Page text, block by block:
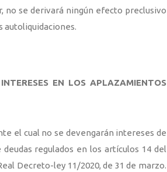
no se derivará ningún efecto preclusivo
autoliquidaciones.
EN LOS APLAZAMIENTOS
el cual no se devengarán intereses de
deudas regulados en los artículos 14 del
Decreto-ley 11/2020, de 31 de marzo.